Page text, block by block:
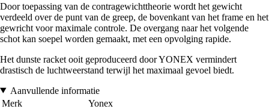
Door toepassing van de contragewichttheorie wordt het gewicht
verdeeld over de punt van de greep, de bovenkant van het frame en het
gewricht voor maximale controle. De overgang naar het volgende
schot kan soepel worden gemaakt, met een opvolging rapide.
Het dunste racket ooit geproduceerd door YONEX vermindert
drastisch de luchtweerstand terwijl het maximaal gevoel biedt.
Aanvullende informatie
Merk
Yonex